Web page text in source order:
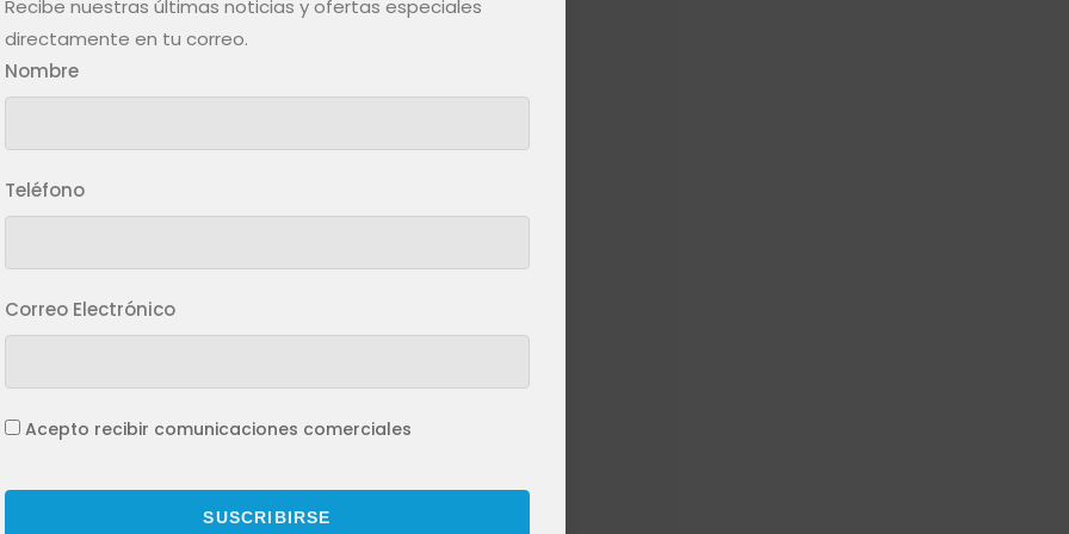
Recibe nuestras últimas noticias y ofertas especiales
directamente en tu correo.
Nombre
Teléfono
Correo Electrónico
Acepto recibir comunicaciones comerciales
SUSCRIBIRSE